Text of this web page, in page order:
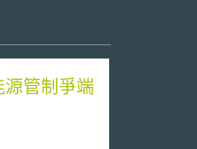
源管制爭端